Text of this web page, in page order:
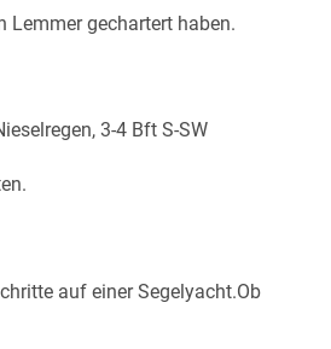
Lemmer gechartert haben.
3-4 Bft S-SW
auf einer Segelyacht.Ob